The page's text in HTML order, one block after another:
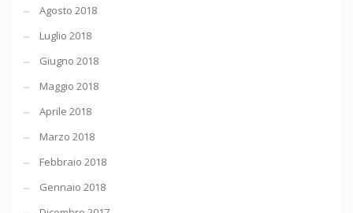
Agosto 2018
Luglio 2018
Giugno 2018
Maggio 2018
Aprile 2018
Marzo 2018
Febbraio 2018
Gennaio 2018